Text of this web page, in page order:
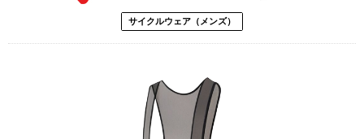
サイクルウェア（メンズ）